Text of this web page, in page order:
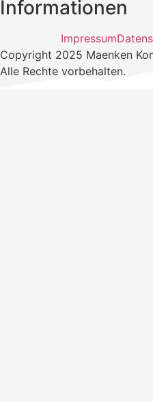
Informationen
Impressum
Copyright 2025 Maenken
Alle Rechte vorbehalten.